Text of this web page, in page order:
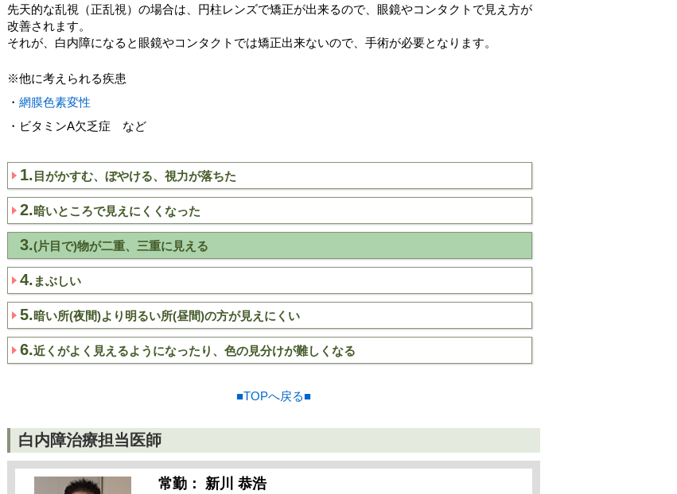
先天的な乱視（正乱視）の場合は、円柱レンズで矯正が出来るので、眼鏡やコンタクトで見え方が
改善されます。
それが、白内障になると眼鏡やコンタクトでは矯正出来ないので、手術が必要となります。
※他に考えられる疾患
・ 網膜色素変性
・ビタミンA欠乏症 など
1. 目がかすむ、ぼやける、視力が落ちた
2.暗いところで見えにくくなった
3.(片目で)物が二重、三重に見える
4. まぶしい
5.暗い所(夜間)より明るい所(昼間)の方が見えにくい
6.近くがよく見えるようになったり、色の見分けが難しくなる
■TOPへ戻る■
白内障治療担当医師
常勤： 新川 恭浩